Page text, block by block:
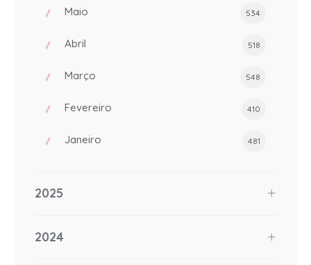
Maio 534
Abril 518
Março 548
Fevereiro 410
Janeiro 481
2025
2024